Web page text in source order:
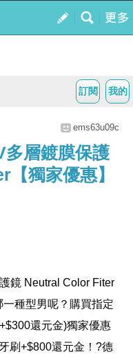
我的
訂閱
ems63u09c
層鍍膜保護
獨家優惠】
鏡 Neutral Color Fiter
種型男呢？購買指定
還元金)獨家優惠
刷+$800還元金！?德